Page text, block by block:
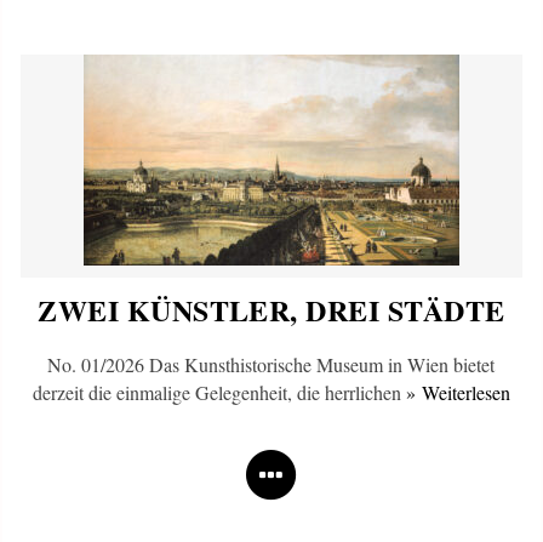
ZWEI KÜNSTLER, DREI STÄDTE
No. 01/2026 Das Kunsthistorische Museum in Wien bietet
derzeit die einmalige Gelegenheit, die herrlichen » Weiterlesen